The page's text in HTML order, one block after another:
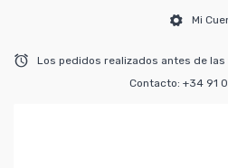
Mi
Los pedidos realizados antes de
Contacto: +34 91